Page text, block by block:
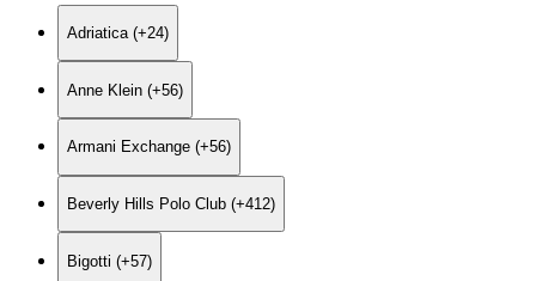
Adriatica (+24)
Anne Klein (+56)
Armani Exchange (+56)
Beverly Hills Polo Club (+412)
Bigotti (+57)